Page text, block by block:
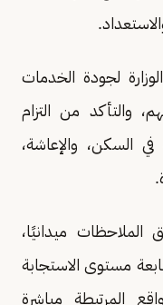
لجودة الخدمات
والتأكد من التزام
السكن، والإعاشة،
ميدانيًا،
مستوى الاستجابة
المرتبطة مباشرة